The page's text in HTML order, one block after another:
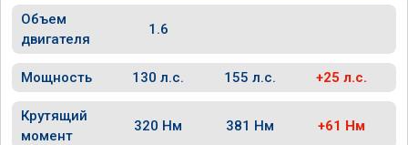
Объем
двигателя
1.6
Мощность 130 л.с. 155 л.с. +25 л.с.
Крутящий
момент
320 Нм 381 Нм +61 Нм